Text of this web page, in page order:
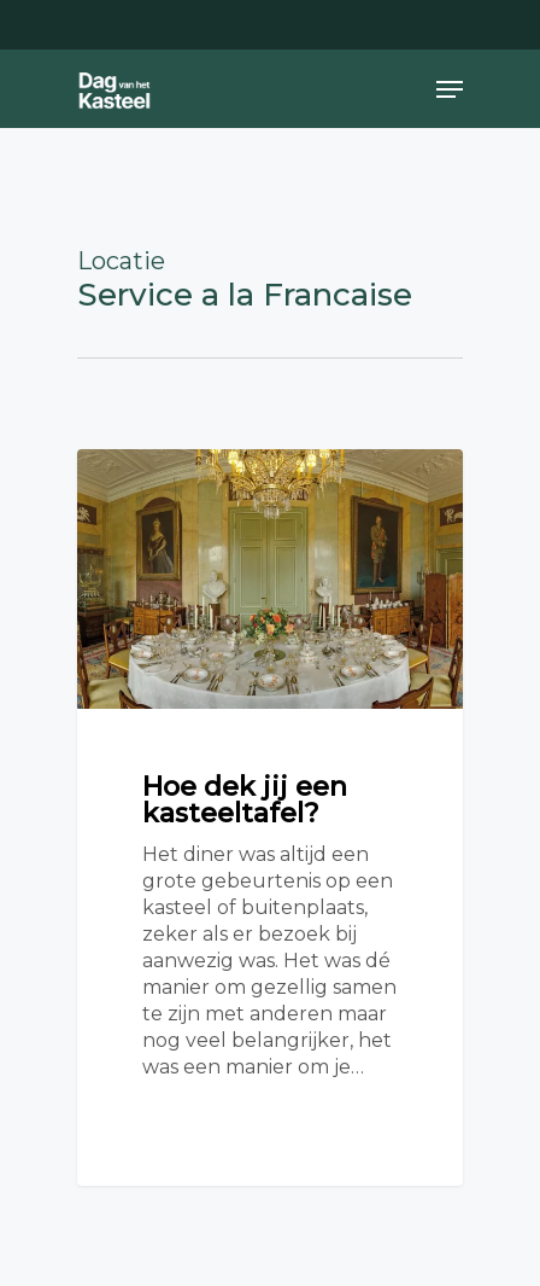
Menu
Locatie
Service a la Francaise
Hoe dek jij een
kasteeltafel?
Het diner was altijd een
grote gebeurtenis op een
kasteel of buitenplaats,
zeker als er bezoek bij
aanwezig was. Het was dé
manier om gezellig samen
te zijn met anderen maar
nog veel belangrijker, het
was een manier om je…